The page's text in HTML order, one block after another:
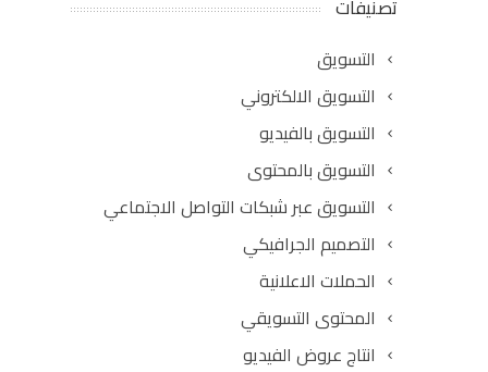
تصنيفات
التسويق
التسويق الالكتروني
التسويق بالفيديو
التسويق بالمحتوى
التسويق عبر شبكات التواصل الاجتماعي
التصميم الجرافيكي
الحملات الاعلانية
المحتوى التسويقي
انتاج عروض الفيديو